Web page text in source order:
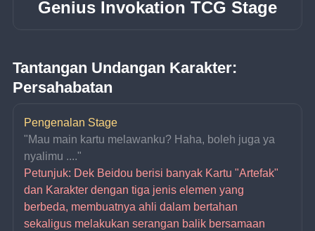
Genius Invokation TCG Stage
Tantangan Undangan Karakter:
Persahabatan
Pengenalan Stage
"Mau main kartu melawanku? Haha, boleh juga ya
nyalimu ...."
Petunjuk: Dek Beidou berisi banyak Kartu "Artefak"
dan Karakter dengan tiga jenis elemen yang
berbeda, membuatnya ahli dalam bertahan
sekaligus melakukan serangan balik bersamaan